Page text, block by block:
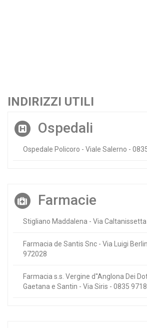
INDIRIZZI UTILI
Ospedali
Ospedale Policoro - Viale Salerno -
Farmacie
Stigliano Maddalena - Via
Farmacia de Santis Snc - Via Luigi
972028
Farmacia s.s. Vergine d''Anglona Dei
Gaetana e Santin - Via Siris - 0835